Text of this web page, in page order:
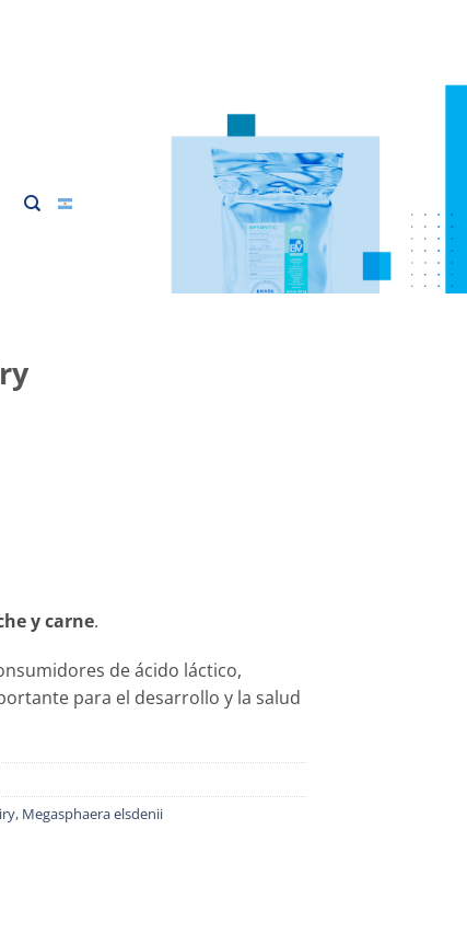
y carne.
de ácido láctico,
para el desarrollo y la salud
, Megasphaera elsdenii